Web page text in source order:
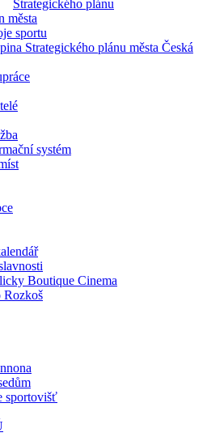
Strategického plánu
města
sportu
Strategického plánu města Česká
systém
Boutique Cinema
sportovišť